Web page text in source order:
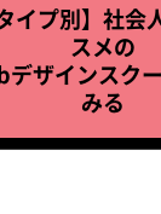
タイプ別】社会
スメの
ザインスク
みる